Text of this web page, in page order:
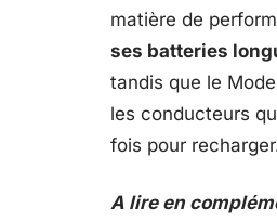
matière de
ses batteries
tandis que le
les conducteurs
fois pour
A lire en